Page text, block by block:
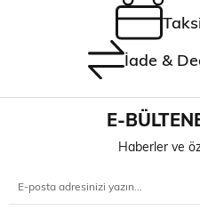
İade &
E-
Haberler ve